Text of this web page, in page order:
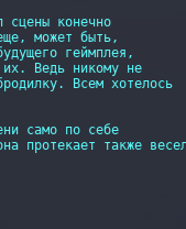
сцены конечно
может быть,
геймплея,
их. Ведь никому не
Всем хотелось
само по себе
протекает также